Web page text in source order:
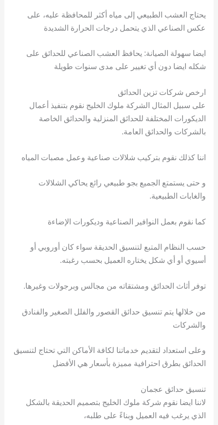
يحتاج العشب الطبيعي إلى مياه أكثر للمحافظة عليه، على
عكس الصناعي الذي يتحمل درجات الحرارة الشديدة
ايضا سهولة الصيانة: يحافظ العشب الصناعي للحدائق على
شكله ايضا دون أي تغيير على مدى سنوات طويلة
ارخص شركات تزين الحدائق
على سبيل المثال الشركة ملوك الخليج نقوم بتنفيذ أعمال
الديكورات المختلفة للحدائق المنزلية والحدائق الخاصة
بالشركات والحدائق العامة.
اننا كذلك نقوم بتركيب شلالات صناعية وعمل مصبات المياه
و حتى يستمتع الجميع بجو طبيعي رائع يحاكي الشلالات
والغابات الطبيعية.
كما نقوم بعمل النوافير الصناعية وديكورات الإضاءة
حسب النظام المتبع لتنسيق الحديقة سواء كان أوروبي أو
أسيوي أو أي شكل يختاره العميل بحسب رغبته.
توفر أثاث الحدائق ومشتقاته من مجالس وبرجولات وغيرها.
من خلالها يتم تنسيق حدائق القصور والفلل الصغير والفنادق
والشركات
وعلى استعداد لتقديم خدماتنا لكافة الأماكن التي تحتاج لتنسيق
الحدائق بطرق احترافية مميزة بأسعار هي الأفضل
تنسيق حدائق عجمان
لاننا ايضا نقوم شركة ملوك الخليج بتصميم الحديقة بالشكل
الذي يرغب فيه العميل وبناءً على طلبه،